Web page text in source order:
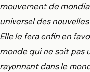
mouvement de
universel des
Elle le fera enfin en
monde qui ne soit pas
rayonnant dans le